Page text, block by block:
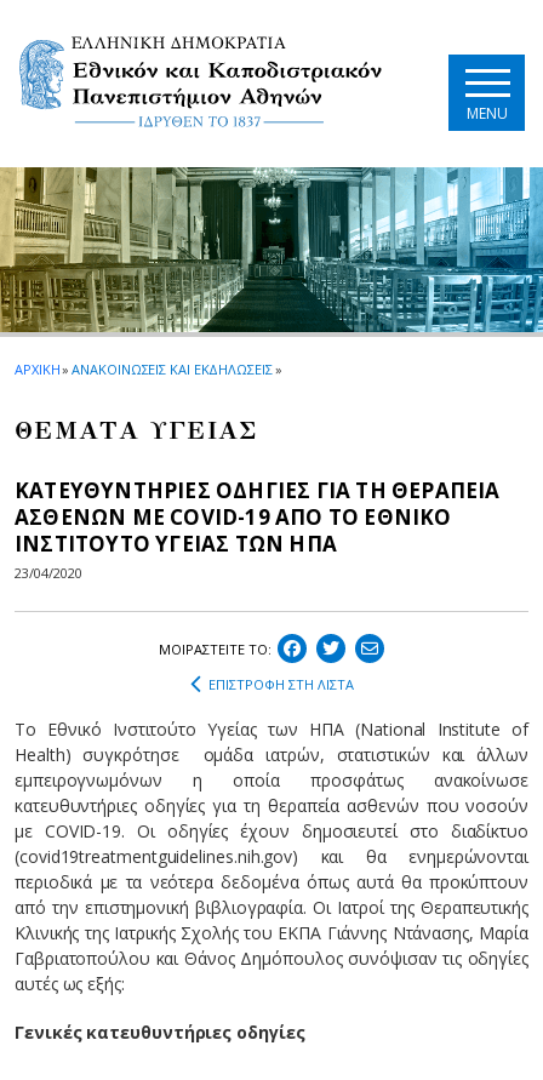
MENU
ΑΡΧΙΚΗ» ΑΝΑΚΟΙΝΩΣΕΙΣ ΚΑΙ ΕΚΔΗΛΩΣΕΙΣ»
ΘΕΜΑΤΑ ΥΓΕΙΑΣ
ΚΑΤΕΥΘΥΝΤΗΡΙΕΣ ΟΔΗΓΙΕΣ ΓΙΑ ΤΗ ΘΕΡΑΠΕΙΑ
ΑΣΘΕΝΩΝ ΜΕ COVID-19 ΑΠΟ ΤΟ ΕΘΝΙΚΟ
ΙΝΣΤΙΤΟΥΤΟ ΥΓΕΙΑΣ ΤΩΝ ΗΠΑ
23/04/2020
ΜΟΙΡΑΣΤEIΤΕ ΤΟ:
ΕΠΙΣΤΡΟΦΗ ΣΤΗ ΛΙΣΤΑ
Το Εθνικό Ινστιτούτο Υγείας των ΗΠΑ (National Institute of
Health) συγκρότησε ομάδα ιατρών, στατιστικών και άλλων
εμπειρογνωμόνων η οποία προσφάτως ανακοίνωσε
κατευθυντήριες οδηγίες για τη θεραπεία ασθενών που νοσούν
με COVID-19. Οι οδηγίες έχουν δημοσιευτεί στο διαδίκτυο
(covid19treatmentguidelines.nih.gov) και θα ενημερώνονται
περιοδικά με τα νεότερα δεδομένα όπως αυτά θα προκύπτουν
από την επιστημονική βιβλιογραφία. Οι Ιατροί της Θεραπευτικής
Κλινικής της Ιατρικής Σχολής του ΕΚΠΑ Γιάννης Ντάνασης, Μαρία
Γαβριατοπούλου και Θάνος Δημόπουλος συνόψισαν τις οδηγίες
αυτές ως εξής:
Γενικές κατευθυντήριες οδηγίες